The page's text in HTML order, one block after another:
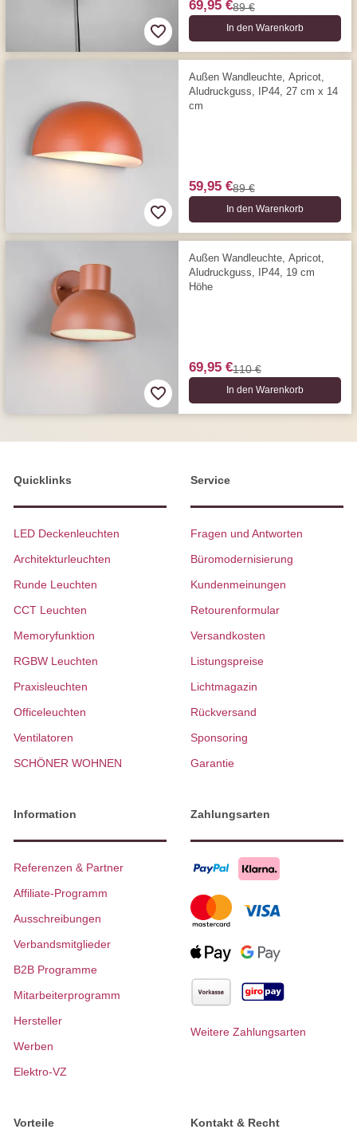
69,95 €89 €
In den Warenkorb
Außen Wandleuchte, Apricot,
Aludruckguss, IP44, 27 cm x 14
cm
59,95 €89 €
In den Warenkorb
Außen Wandleuchte, Apricot,
Aludruckguss, IP44, 19 cm
Höhe
69,95 €110 €
In den Warenkorb
Quicklinks
LED Deckenleuchten
Architekturleuchten
Runde Leuchten
CCT Leuchten
Memoryfunktion
RGBW Leuchten
Praxisleuchten
Officeleuchten
Ventilatoren
SCHÖNER WOHNEN
Service
Fragen und Antworten
Büromodernisierung
Kundenmeinungen
Retourenformular
Versandkosten
Listungspreise
Lichtmagazin
Rückversand
Sponsoring
Garantie
Information
Referenzen & Partner
Affiliate-Programm
Ausschreibungen
Verbandsmitglieder
B2B Programme
Mitarbeiterprogramm
Hersteller
Werben
Elektro-VZ
Zahlungsarten
Weitere Zahlungsarten
Vorteile Kontakt & Recht